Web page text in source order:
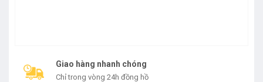
Giao hàng nhanh chóng
Chỉ trong vòng 24h đồng hồ